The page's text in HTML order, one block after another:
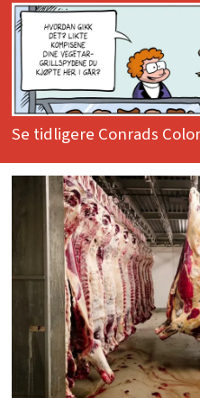
Se tidligere Conrads